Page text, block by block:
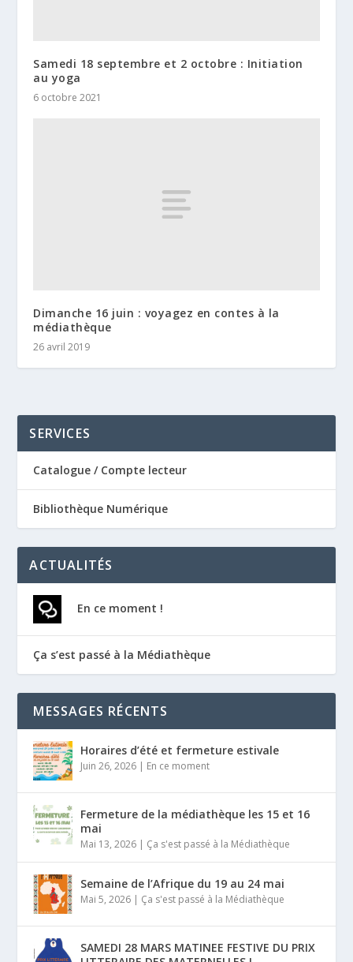
Samedi 18 septembre et 2 octobre : Initiation
au yoga
6 octobre 2021
Dimanche 16 juin : voyagez en contes à la
médiathèque
26 avril 2019
SERVICES
Catalogue / Compte lecteur
Bibliothèque Numérique
ACTUALITÉS
En ce moment !
Ça s’est passé à la Médiathèque
MESSAGES RÉCENTS
Horaires d’été et fermeture estivale
Juin 26, 2026 | En ce moment
Fermeture de la médiathèque les 15 et 16
mai
Mai 13, 2026 | Ça s'est passé à la Médiathèque
Semaine de l’Afrique du 19 au 24 mai
Mai 5, 2026 | Ça s'est passé à la Médiathèque
SAMEDI 28 MARS MATINEE FESTIVE DU PRIX